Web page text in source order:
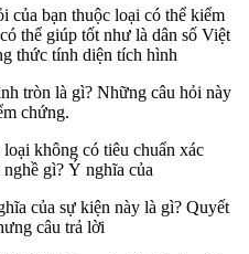
của bạn thuộc loại có thể kiểm
thể giúp tốt như là dân số Việt
thức tính diện tích hình
tròn là gì? Những câu hỏi này
chứng.
không có tiêu chuẩn xác
gì? Ý nghĩa của
của sự kiện này là gì? Quyết
câu trả lời